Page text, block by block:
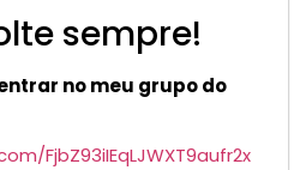
sempre!
no meu grupo do
FjbZ93iIEqLJWXT9aufr2x